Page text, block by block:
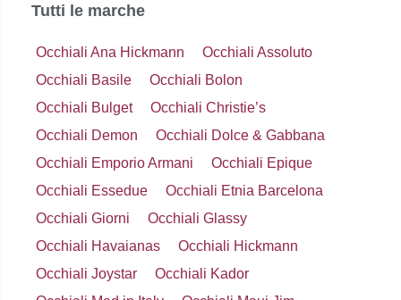
Tutti le marche
Occhiali Ana Hickmann
Occhiali Assoluto
Occhiali Basile
Occhiali Bolon
Occhiali Bulget
Occhiali Christie’s
Occhiali Demon
Occhiali Dolce & Gabbana
Occhiali Emporio Armani
Occhiali Epique
Occhiali Essedue
Occhiali Etnia Barcelona
Occhiali Giorni
Occhiali Glassy
Occhiali Havaianas
Occhiali Hickmann
Occhiali Joystar
Occhiali Kador